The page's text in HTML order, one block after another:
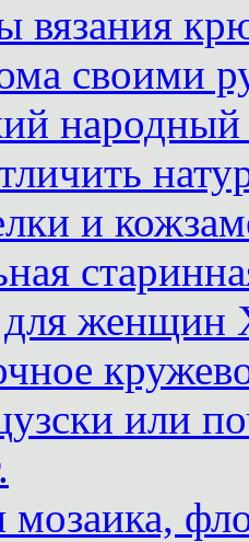
вязания
своими
и
женщин
или
мозаика,